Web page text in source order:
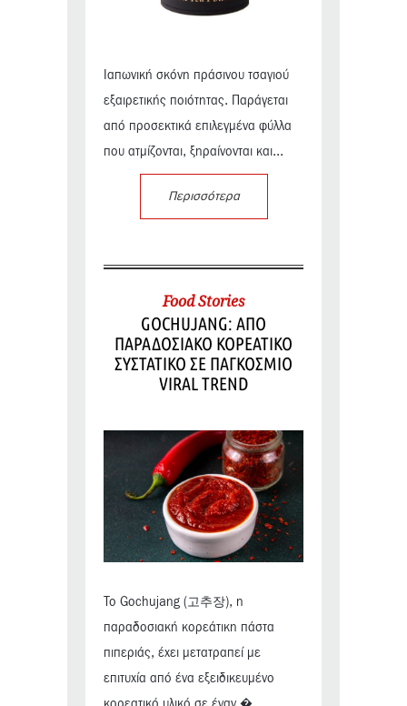
Ιαπωνική σκόνη πράσινου τσαγιού
εξαιρετικής ποιότητας. Παράγεται
από προσεκτικά επιλεγμένα φύλλα
που ατμίζονται, ξηραίνονται και...
Περισσότερα
Food Stories
GOCHUJANG: ΑΠΟ
ΠΑΡΑΔΟΣΙΑΚΟ ΚΟΡΕΑΤΙΚΟ
ΣΥΣΤΑΤΙΚΟ ΣΕ ΠΑΓΚΟΣΜΙΟ
VIRAL TREND
Το Gochujang (고추장), η
παραδοσιακή κορεάτικη πάστα
πιπεριάς, έχει μετατραπεί με
επιτυχία από ένα εξειδικευμένο